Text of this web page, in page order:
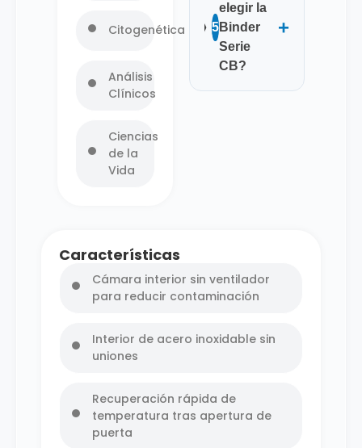
Citogenética
Análisis
Clínicos
Ciencias
de la
Vida
5
elegir la
Binder
Serie
CB?
+
Características
Cámara interior sin ventilador
para reducir contaminación
Interior de acero inoxidable sin
uniones
Recuperación rápida de
temperatura tras apertura de
puerta